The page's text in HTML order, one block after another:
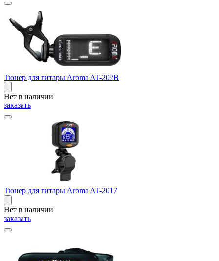
Тюнер для гитары Aroma AT-202B
Нет в наличии
заказать
Тюнер для гитары Aroma AT-2017
Нет в наличии
заказать